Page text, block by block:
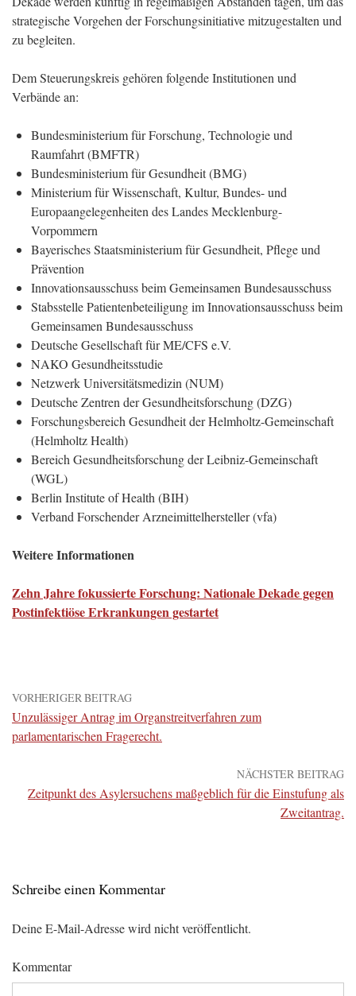
strategische Vorgehen der Forschungsinitiative mitzugestalten und
zu begleiten.
Dem Steuerungskreis gehören folgende Institutionen und
Verbände an:
Bundesministerium für Forschung, Technologie und
Raumfahrt (BMFTR)
Bundesministerium für Gesundheit (BMG)
Ministerium für Wissenschaft, Kultur, Bundes- und
Europaangelegenheiten des Landes Mecklenburg-
Vorpommern
Bayerisches Staatsministerium für Gesundheit, Pflege und
Prävention
Innovationsausschuss beim Gemeinsamen Bundesausschuss
Stabsstelle Patientenbeteiligung im Innovationsausschuss beim
Gemeinsamen Bundesausschuss
Deutsche Gesellschaft für ME/CFS e.V.
NAKO Gesundheitsstudie
Netzwerk Universitätsmedizin (NUM)
Deutsche Zentren der Gesundheitsforschung (DZG)
Forschungsbereich Gesundheit der Helmholtz-Gemeinschaft
(Helmholtz Health)
Bereich Gesundheitsforschung der Leibniz-Gemeinschaft
(WGL)
Berlin Institute of Health (BIH)
Verband Forschender Arzneimittelhersteller (vfa)
Weitere Informationen
Zehn Jahre fokussierte Forschung: Nationale Dekade gegen
Postinfektiöse Erkrankungen gestartet
VORHERIGER BEITRAG
Unzulässiger Antrag im Organstreitverfahren zum
parlamentarischen Fragerecht.
NÄCHSTER BEITRAG
Zeitpunkt des Asylersuchens maßgeblich für die Einstufung als
Zweitantrag.
Schreibe einen Kommentar
Deine E-Mail-Adresse wird nicht veröffentlicht.
Kommentar